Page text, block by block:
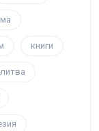
книги